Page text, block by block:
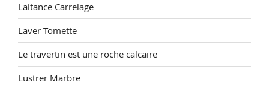
Laitance Carrelage
Laver Tomette
Le travertin est une roche calcaire
Lustrer Marbre